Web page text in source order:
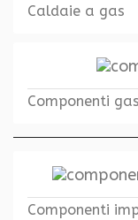
Caldaie a gas
Componenti
Componenti